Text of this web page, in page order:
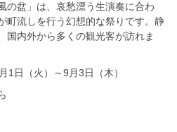
の盆」は、哀愁漂う生演奏に合わ
町流しを行う幻想的な祭りです。静
国内外から多くの観光客が訪れま
1日（火）～9月3日（木）